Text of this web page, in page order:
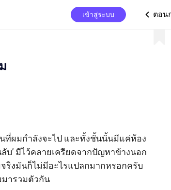
เข้าสู่ระบบ ic_arrow_left ตอน
ผมกำลังจะไป และทั้งชั้นนั้นมีแค่ห้อง
บ’ มีไว้คลายเครียดจากปัญหาข้างนอก
ริงมันก็ไม่มีอะไรแปลกมากหรอกครับ
ารวมตัวกัน